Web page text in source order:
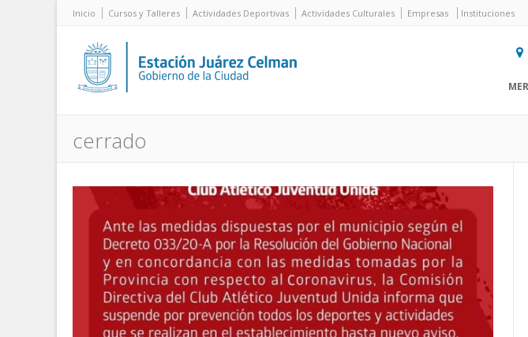
Inicio Cursos y Talleres Actividades Deportivas Actividades Culturales Empresas Instituciones
cerrado